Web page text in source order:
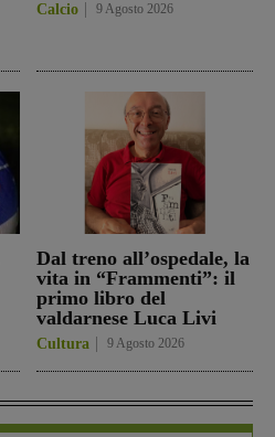
Calcio 9 Agosto 2026
Dal treno all’ospedale, la
vita in “Frammenti”: il
primo libro del
valdarnese Luca Livi
Cultura 9 Agosto 2026